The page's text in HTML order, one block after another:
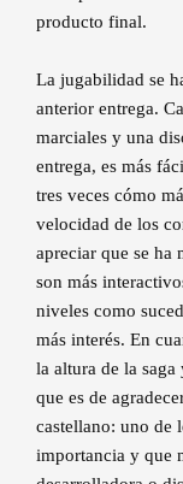
producto final.
La jugabilidad se
anterior entrega.
marciales y una
entrega, es más
tres veces cómo
velocidad de los
apreciar que se ha
son más
niveles como
más interés. En
la altura de la
que es de
castellano: uno de
importancia y que